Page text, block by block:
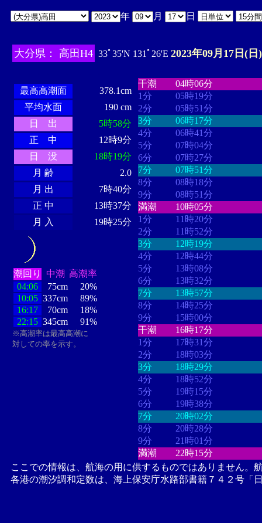
年 月 日
大分県： 高田H4 33ﾟ35'N 131ﾟ26'E 2023年09月17日(日)
最高高潮面
378.1cm
平均水面
190 cm
日 出
5時58分
正 中
12時9分
日 没
18時19分
月 齢
2.0
月 出
7時40分
正 中
13時37分
月 入
19時25分
潮回り 中潮 高潮率
04:06
75cm
20%
10:05 337cm
89%
16:17
70cm
18%
22:15 345cm 91%
※高潮率は最高高潮に
対しての率を示す。
干潮
04時06分
1分
05時19分
2分
05時51分
3分
06時17分
4分
06時41分
5分
07時04分
6分
07時27分
7分
07時51分
8分
08時18分
9分
08時51分
満潮
10時05分
1分
11時20分
2分
11時52分
3分
12時19分
4分
12時44分
5分
13時08分
6分
13時32分
7分
13時57分
8分
14時25分
9分
15時00分
干潮
16時17分
1分
17時31分
2分
18時03分
3分
18時29分
4分
18時52分
5分
19時15分
6分
19時38分
7分
20時02分
8分
20時28分
9分
21時01分
満潮
22時15分
ここでの情報は、航海の用に供するものではありません。
各港の潮汐調和定数は、海上保安庁水路部書籍７４２号「